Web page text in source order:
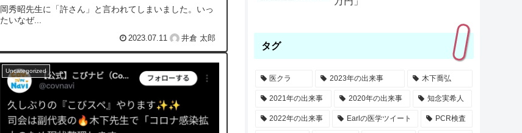
岡秀昭先生に「許さん」と言われてしまいました。いっ
たいなぜ...
2023.07.11 井倉 太郎
Uncategorized
タグ
医クラ 2023年の出来事 木下喬弘
2021年の出来事 2020年の出来事 知念実希人
2022年の出来事 Earlの医学ツイート PCR検査